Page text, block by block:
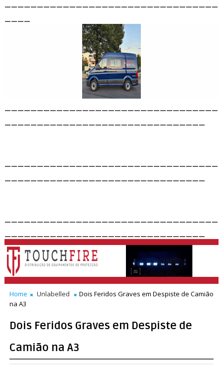
Home Unlabelled
Dois Feridos Graves em Despiste de Camião
na A3
Dois Feridos Graves em Despiste de
Camião na A3